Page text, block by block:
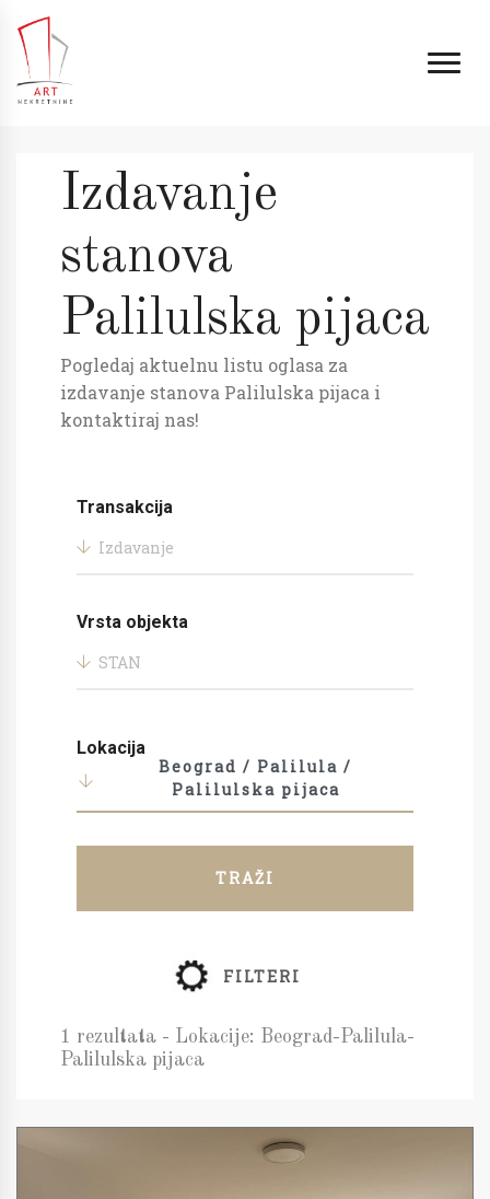
Izdavanje
stanova
Palilulska pijaca
Pogledaj aktuelnu listu oglasa za
izdavanje stanova Palilulska pijaca i
kontaktiraj nas!
Transakcija
Izdavanje
Vrsta objekta
STAN
Lokacija
Beograd / Palilula /
Palilulska pijaca
TRAŽI
FILTERI
1 rezultata - Lokacije: Beograd-Palilula-
Palilulska pijaca